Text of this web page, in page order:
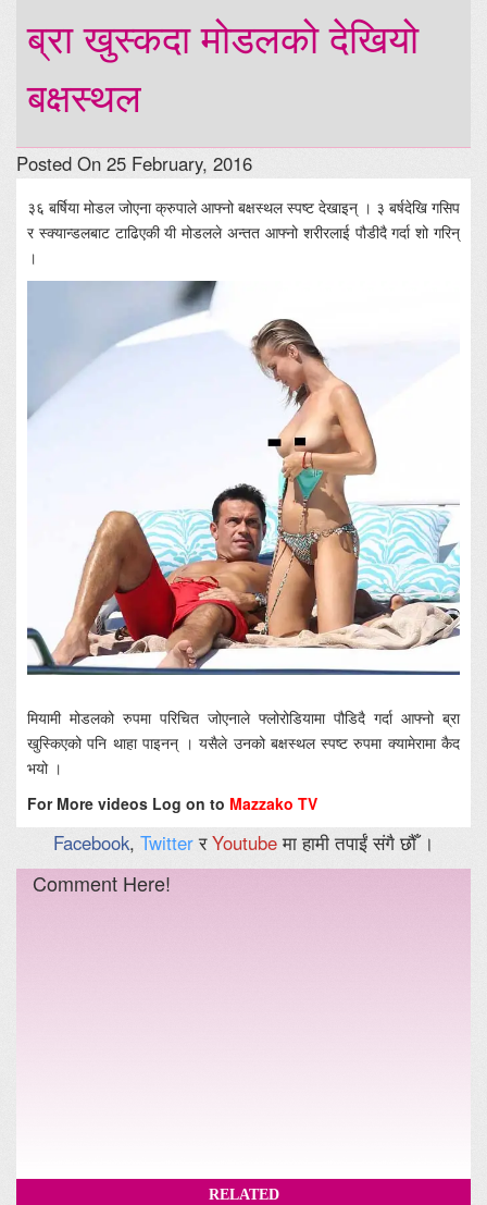
ब्रा खुस्कदा मोडलको देखियो
बक्षस्थल
Posted On 25 February, 2016
३६ बर्षिया मोडल जोएना क्रुपाले आफ्नो बक्षस्थल स्पष्ट देखाइन् । ३ बर्षदेखि गसिप
र स्क्यान्डलबाट टाढिएकी यी मोडलले अन्तत आफ्नो शरीरलाई पौडीदै गर्दा शो गरिन्
।
मियामी मोडलको रुपमा परिचित जोएनाले फ्लोरोडियामा पौडिदै गर्दा आफ्नो ब्रा
खुस्किएको पनि थाहा पाइनन् । यसैले उनको बक्षस्थल स्पष्ट रुपमा क्यामेरामा कैद
भयो ।
For More videos Log on to Mazzako TV
Facebook, TwitterरYoutubeमा हामी तपाईं संगै छौँ ।
Comment Here!
RELATED